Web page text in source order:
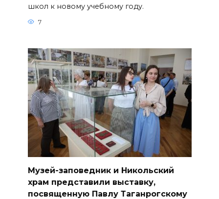
школ к новому учебному году.
7
Музей-заповедник и Никольский
храм представили выставку,
посвященную Павлу Таганрогскому